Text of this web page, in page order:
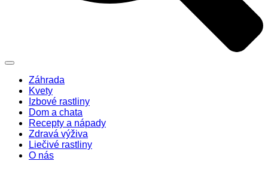
Záhrada
Kvety
Izbové rastliny
Dom a chata
Recepty a nápady
Zdravá výživa
Liečivé rastliny
O nás